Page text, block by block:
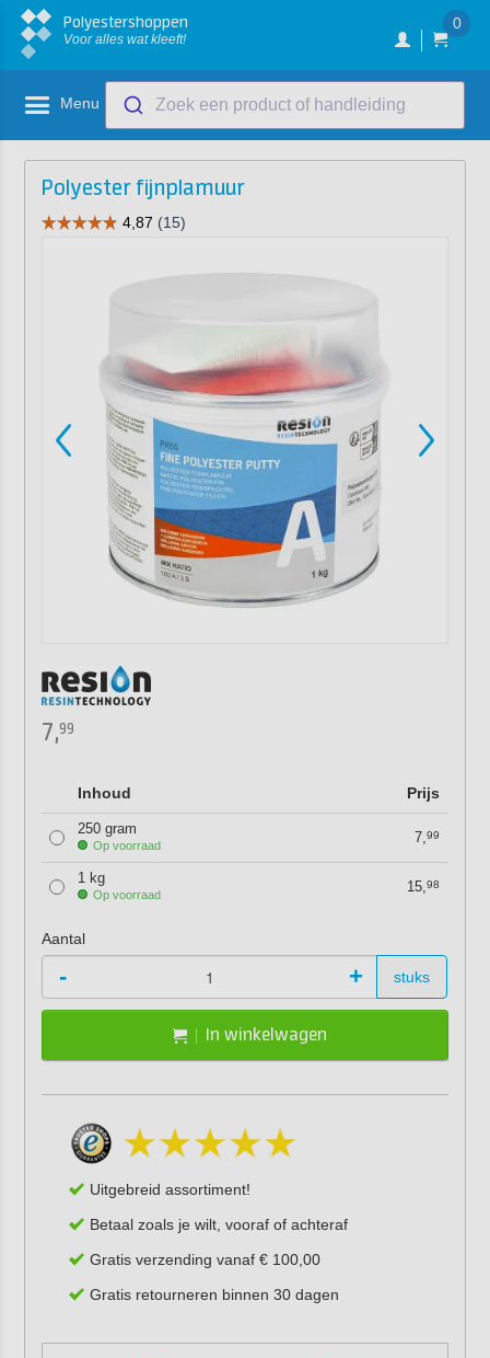
Polyestershoppen
Voor alles wat kleeft!
0
Menu Zoek een product of handleiding
Polyester fijnplamuur
7,99
Inhoud Prijs
250 gram
Op voorraad 7,99
1 kg
Op voorraad 15,98
Aantal
- + stuks
In winkelwagen
Uitgebreid assortiment!
Betaal zoals je wilt, vooraf of achteraf
Gratis verzending vanaf € 100,00
Gratis retourneren binnen 30 dagen